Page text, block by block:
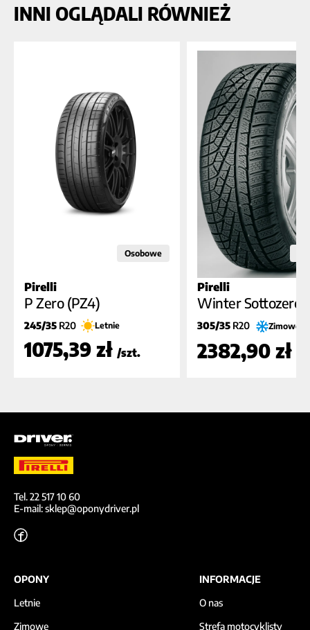
INNI OGLĄDALI RÓWNIEŻ
Osobowe
Pirelli
P Zero (PZ4)
245/35 R20 Letnie
1075,39 zł /szt.
Pirelli
Winter Sottozero
305/35 R20 Zimowe
2382,90 zł
Tel. 22 517 10 60
E-mail: sklep@oponydriver.pl
OPONY
Letnie
Zimowe
INFORMACJE
O nas
Strefa motocyklisty